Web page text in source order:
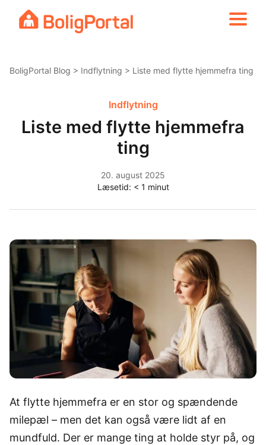
BoligPortal Blog > Indflytning > Liste med flytte hjemmefra ting
Indflytning
Liste med flytte hjemmefra
ting
20. august 2025
Læsetid: < 1 minut
At flytte hjemmefra er en stor og spændende
milepæl – men det kan også være lidt af en
mundfuld. Der er mange ting at holde styr på, og